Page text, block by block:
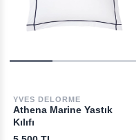
YVES DELORME
Athena Marine Yastık
Kılıfı